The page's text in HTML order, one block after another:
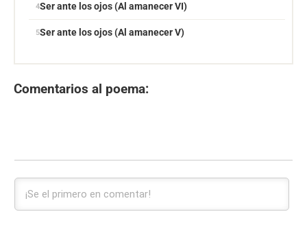
Ser ante los ojos (Al amanecer VI)
Ser ante los ojos (Al amanecer V)
Comentarios al poema: